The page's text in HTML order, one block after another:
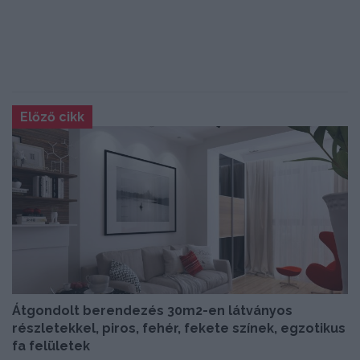
Előző cikk
Átgondolt berendezés 30m2-en látványos
részletekkel, piros, fehér, fekete színek, egzotikus
fa felületek